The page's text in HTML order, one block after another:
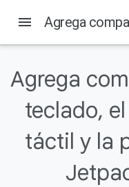
Requisitos previos
Qué crearás
Qué aprenderás
Requisitos
menu
Agrega
teclado,
táctil y la